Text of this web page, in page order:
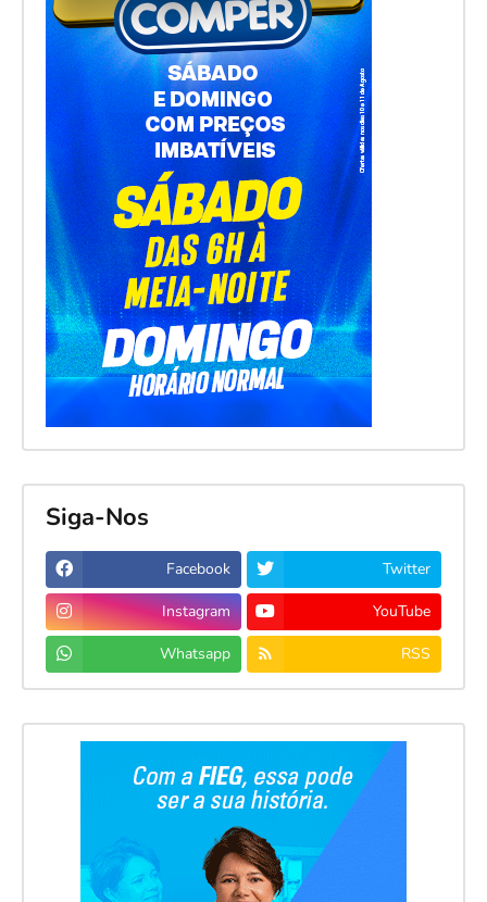
Siga-Nos
Facebook Twitter
Instagram YouTube
Whatsapp RSS